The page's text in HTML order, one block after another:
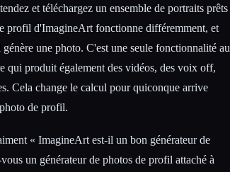
et téléchargez un ensemble de portraits prêts
profil d'ImagineArt fonctionne différemment, et
une photo. C'est une seule fonctionnalité au
qui produit également des vidéos, des voix off,
Cela change le calcul pour quiconque arrive
de profil.
« ImagineArt est-il un bon générateur de
un générateur de photos de profil attaché à